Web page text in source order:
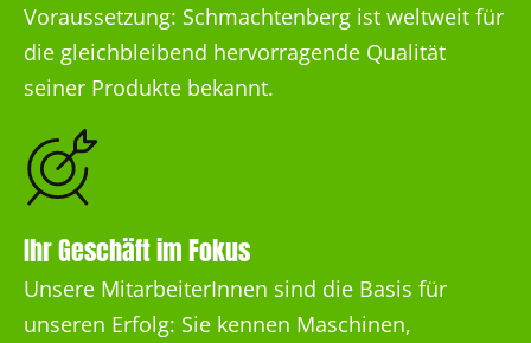
Voraussetzung: Schmachtenberg ist weltweit für
die gleichbleibend hervorragende Qualität
seiner Produkte bekannt.
Ihr Geschäft im Fokus
Unsere MitarbeiterInnen sind die Basis für
unseren Erfolg: Sie kennen Maschinen,